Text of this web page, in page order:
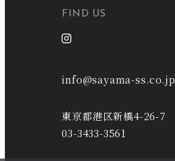
FIND US
info@sayama-ss.co.jp
東京都港区新橋4-26-7
03-3433-3561